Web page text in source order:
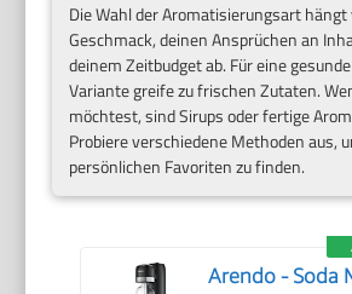
Die Wahl der Aromatisierungsart hängt
Geschmack, deinen Ansprüchen an
deinem Zeitbudget ab. Für eine
Variante greife zu frischen Zutaten.
möchtest, sind Sirups oder fertige
Probiere verschiedene Methoden aus,
persönlichen Favoriten zu finden.
Arendo - Soda